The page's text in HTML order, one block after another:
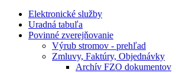
Elektronické služby
Uradná tabuľa
Povinné zverejňovanie
Výrub stromov - prehľad
Zmluvy, Faktúry, Objednávky
Archív FZO dokumentov